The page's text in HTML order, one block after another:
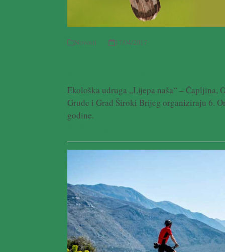
Novosti 17/04/2017
Ekološka udruga „Lijepa naša“ – Čapljina,
Grude i Grad Široki Brijeg organiziraju 6.
godine.